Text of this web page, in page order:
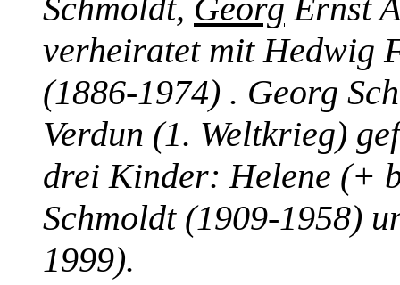
Schmoldt, Georg Ernst
verheiratet mit Hedwig
(1886-1974) . Georg
Verdun (1. Weltkrieg)
drei Kinder: Helene (+
Schmoldt (1909-1958)
1999).